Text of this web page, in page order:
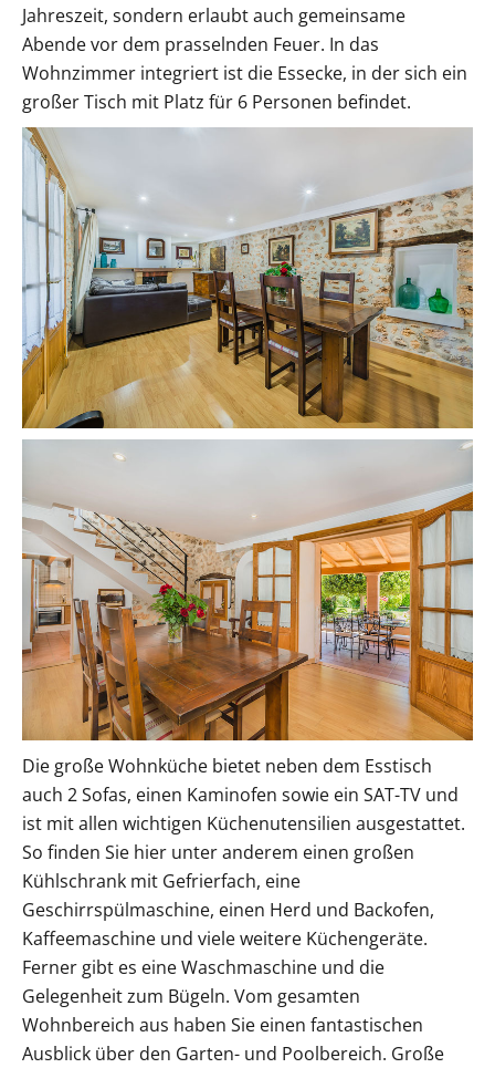
Jahreszeit, sondern erlaubt auch gemeinsame
Abende vor dem prasselnden Feuer. In das
Wohnzimmer integriert ist die Essecke, in der sich ein
großer Tisch mit Platz für 6 Personen befindet.
Die große Wohnküche bietet neben dem Esstisch
auch 2 Sofas, einen Kaminofen sowie ein SAT-TV und
ist mit allen wichtigen Küchenutensilien ausgestattet.
So finden Sie hier unter anderem einen großen
Kühlschrank mit Gefrierfach, eine
Geschirrspülmaschine, einen Herd und Backofen,
Kaffeemaschine und viele weitere Küchengeräte.
Ferner gibt es eine Waschmaschine und die
Gelegenheit zum Bügeln. Vom gesamten
Wohnbereich aus haben Sie einen fantastischen
Ausblick über den Garten- und Poolbereich. Große